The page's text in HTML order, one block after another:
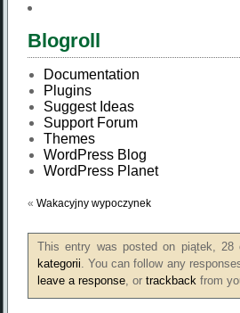
Blogroll
Documentation
Plugins
Suggest Ideas
Support Forum
Themes
WordPress Blog
WordPress Planet
« Wakacyjny wypoczynek
This entry was posted on piątek,
kategorii. You can follow any
leave a response, or trackback from